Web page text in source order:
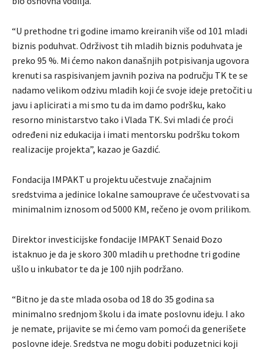
“U prethodne tri godine imamo kreiranih više od 101 mladi
biznis poduhvat. Održivost tih mladih biznis poduhvata je
preko 95 %. Mi ćemo nakon današnjih potpisivanja ugovora
krenuti sa raspisivanjem javnih poziva na području TK te se
nadamo velikom odzivu mladih koji će svoje ideje pretočiti u
javu i aplicirati a mi smo tu da im damo podršku, kako
resorno ministarstvo tako i Vlada TK. Svi mladi će proći
određeni niz edukacija i imati mentorsku podršku tokom
realizacije projekta”, kazao je Gazdić.
Fondacija IMPAKT u projektu učestvuje značajnim
sredstvima a jedinice lokalne samouprave će učestvovati sa
minimalnim iznosom od 5000 KM, rečeno je ovom prilikom.
Direktor investicijske fondacije IMPAKT Senaid Đozo
istaknuo je da je skoro 300 mladih u prethodne tri godine
ušlo u inkubator te da je 100 njih podržano.
“Bitno je da ste mlada osoba od 18 do 35 godina sa
minimalno srednjom školu i da imate poslovnu ideju. I ako
je nemate, prijavite se mi ćemo vam pomoći da generišete
poslovne ideje. Sredstva ne mogu dobiti poduzetnici koji